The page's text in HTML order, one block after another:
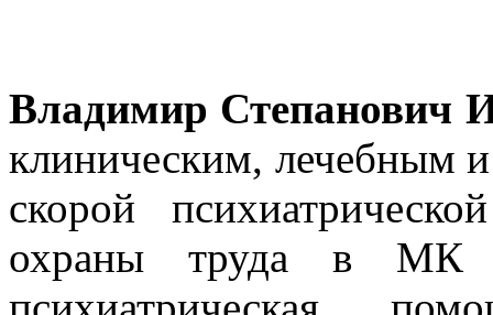
Владимир Степанович
клиническим, лечебным
скорой
охраны труда в